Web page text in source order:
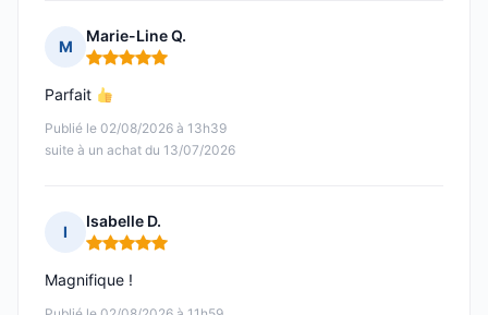
M
Marie-Line Q.
Note : 5 sur 5
Publié le 02/08/2026 à 13h39
suite à un achat du 13/07/2026
Parfait
I
Isabelle D.
Note : 5 sur 5
Magnifique !